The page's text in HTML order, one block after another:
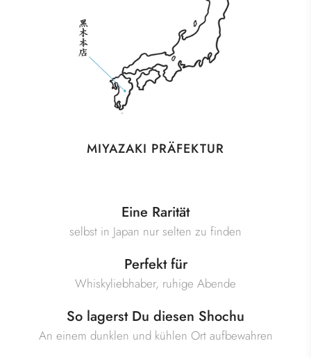
MIYAZAKI PRÄFEKTUR
Eine Rarität
selbst in Japan nur selten zu finden
Perfekt für
Whiskyliebhaber, ruhige Abende
So lagerst Du diesen Shochu
An einem dunklen und kühlen Ort aufbewahren